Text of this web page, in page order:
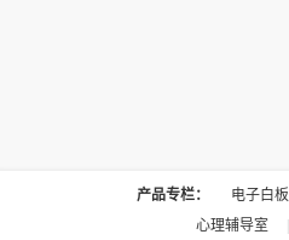
产品专栏： 电子白板
心理辅导室